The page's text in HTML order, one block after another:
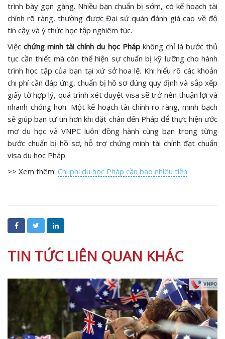
trình bày gọn gàng. Nhiều bạn chuẩn bị sớm, có kế hoạch tài
chính rõ ràng, thường được Đại sứ quán đánh giá cao về độ
tin cậy và ý thức học tập nghiêm túc.
Việcchứng minh tài chính du học Phápkhông chỉ là bước thủ
tục cần thiết mà còn thể hiện sự chuẩn bị kỹ lưỡng cho hành
trình học tập của bạn tại xứ sở hoa lệ. Khi hiểu rõ các khoản
chi phí cần đáp ứng, chuẩn bị hồ sơ đúng quy định và sắp xếp
giấy tờ hợp lý, quá trình xét duyệt visa sẽ trở nên thuận lợi và
nhanh chóng hơn. Một kế hoạch tài chính rõ ràng, minh bạch
sẽ giúp bạn tự tin hơn khi đặt chân đến Pháp để thực hiện ước
mơ du học và VNPC luôn đồng hành cùng bạn trong từng
bước chuẩn bị hồ sơ, hỗ trợ chứng minh tài chính đạt chuẩn
visa du học Pháp.
>> Xem thêm: Chi phí du học Pháp cần bao nhiêu tiền
TIN TỨC LIÊN QUAN KHÁC